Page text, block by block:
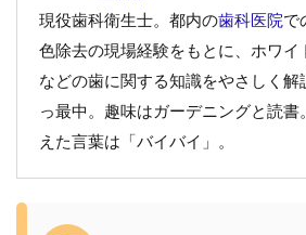
現役歯科衛生士。都内の歯科医院で
色除去の現場経験をもとに、ホワイ
などの歯に関する知識をやさしく
っ最中。趣味はガーデニングと読
えた言葉は「バイバイ」。